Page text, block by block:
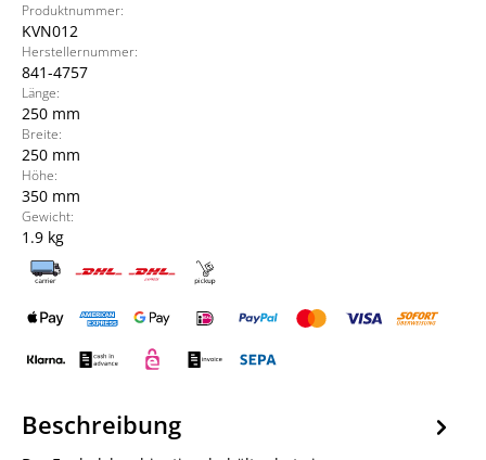
Produktnummer:
KVN012
Herstellernummer:
841-4757
Länge:
250 mm
Breite:
250 mm
Höhe:
350 mm
Gewicht:
1.9 kg
Beschreibung